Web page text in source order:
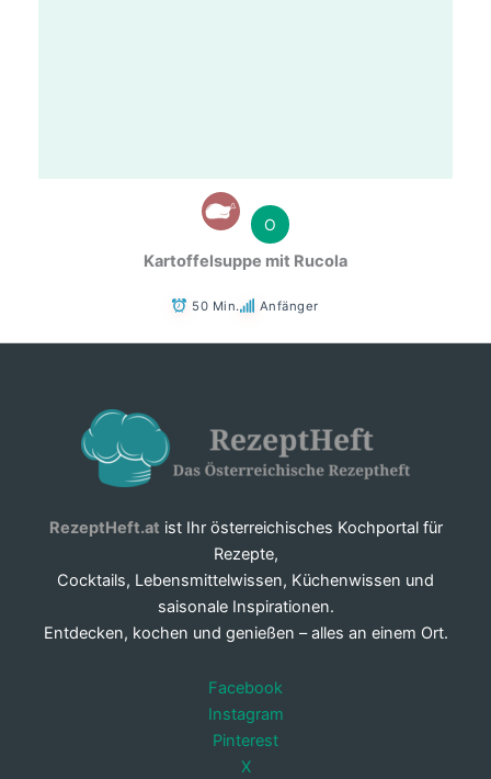
O
Kartoffelsuppe mit Rucola
50 Min. Anfänger
RezeptHeft.at ist Ihr österreichisches Kochportal für
Rezepte,
Cocktails, Lebensmittelwissen, Küchenwissen und
saisonale Inspirationen.
Entdecken, kochen und genießen – alles an einem Ort.
Facebook
Instagram
Pinterest
X